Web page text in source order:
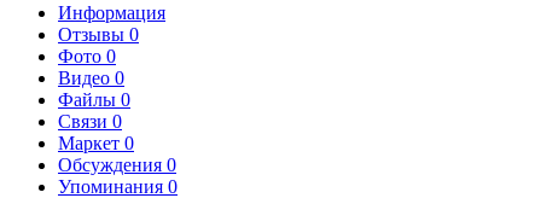
Информация
Отзывы 0
Фото 0
Видео 0
Файлы 0
Связи 0
Маркет 0
Обсуждения 0
Упоминания 0